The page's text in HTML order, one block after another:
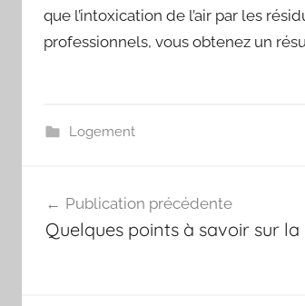
que l’intoxication de l’air par les
professionnels, vous obtenez un
Logement
de
l’article
Publication précédente
Quelques points à savoir sur la